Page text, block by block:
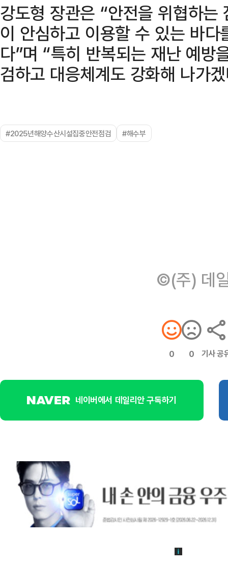
강도형 장관은 “안전을 위협하
이 안심하고 이용할 수 있는 바
다”며 “특히 반복되는 재난 예방
검하고 대응체계도 강화해 나가
#2025년해양수산시설집중안전점검 #해수부
©(주) 데
0 0 기사 공
네이버에서 데일리안 구독하기